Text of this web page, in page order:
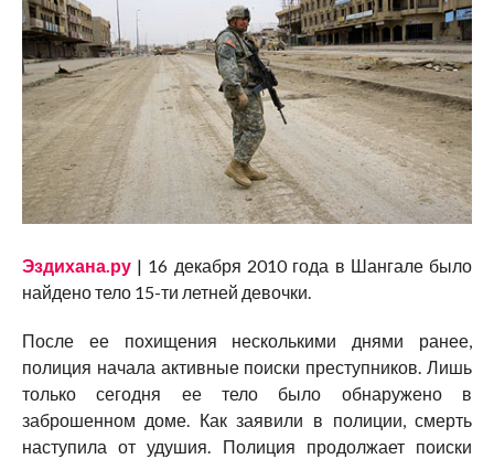
Эздихана.ру| 16 декабря 2010 года в Шангале было
найдено тело 15-ти летней девочки.
После ее похищения несколькими днями ранее,
полиция начала активные поиски преступников. Лишь
только сегодня ее тело было обнаружено в
заброшенном доме. Как заявили в полиции, смерть
наступила от удушия. Полиция продолжает поиски